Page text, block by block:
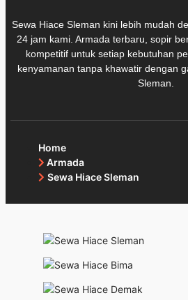
Sewa Hiace Sleman kini lebih mudah
24 jam kami. Armada terbaru, sopir
kompetitif untuk setiap kebutuhan
kenyamanan tanpa khawatir dengan
Sleman.
Home
Armada
Sewa Hiace Sleman